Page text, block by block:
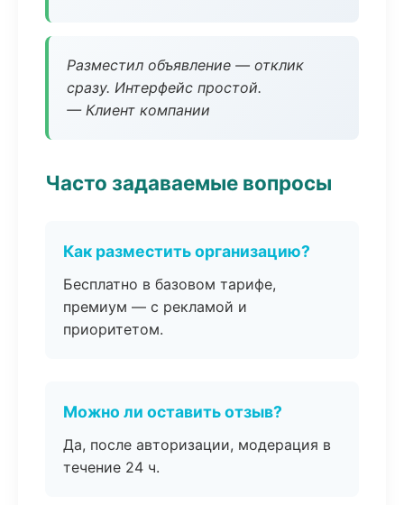
Разместил объявление — отклик
сразу. Интерфейс простой.
— Клиент компании
Часто задаваемые вопросы
Как разместить организацию?
Бесплатно в базовом тарифе,
премиум — с рекламой и
приоритетом.
Можно ли оставить отзыв?
Да, после авторизации, модерация в
течение 24 ч.